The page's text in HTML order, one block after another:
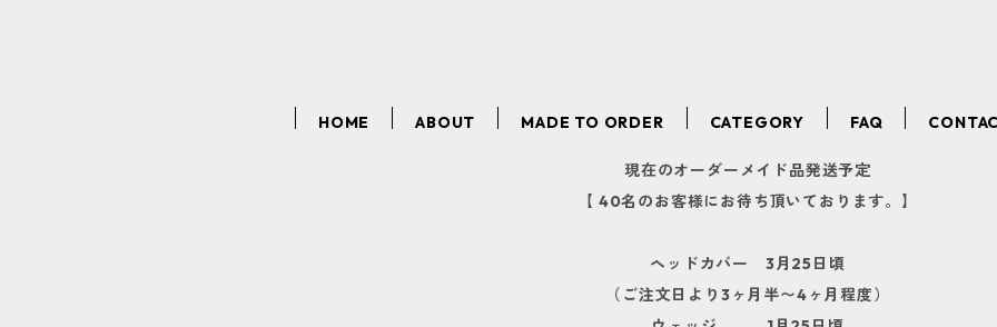
HOME ABOUT MADE TO ORDER CATEGORY FAQ
現在のオーダーメイド品発送予定
【 40名のお客様にお待ち頂いております。】
ヘッドカバー 3月25日頃
（ご注文日より3ヶ月半〜4ヶ月程度）